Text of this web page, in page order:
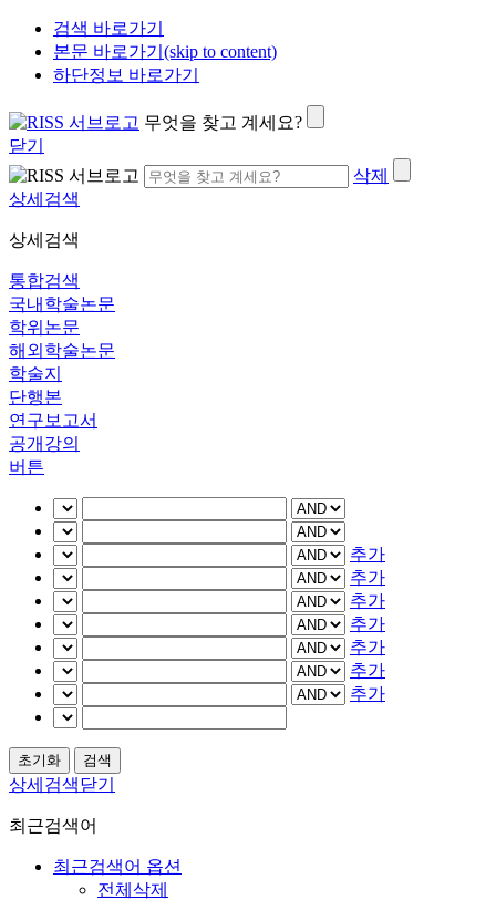
검색 바로가기
본문 바로가기(skip to content)
하단정보 바로가기
무엇을 찾고 계세요?
닫기
삭제
상세검색
상세검색
통합검색
국내학술논문
학위논문
해외학술논문
학술지
단행본
연구보고서
공개강의
버튼
추가
추가
추가
추가
추가
추가
추가
상세검색닫기
최근검색어
최근검색어 옵션
전체삭제